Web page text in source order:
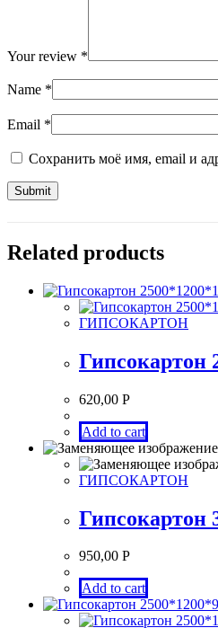
Your review *
Name *
Email *
Сохранить моё имя, email и
Related products
ГИПСОКАРТОН
620,00 Р
Add to cart
ГИПСОКАРТОН
Гипсокартон
950,00 Р
Add to cart